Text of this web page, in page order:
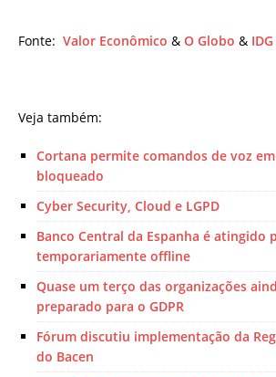
Fonte: Valor Econômico & O Globo &
Veja também:
Cortana permite comandos de voz
bloqueado
Cyber Security, Cloud e LGPD
Banco Central da Espanha é atingido
temporariamente offline
Quase um terço das organizações
preparado para o GDPR
Fórum discutiu implementação da
do Bacen